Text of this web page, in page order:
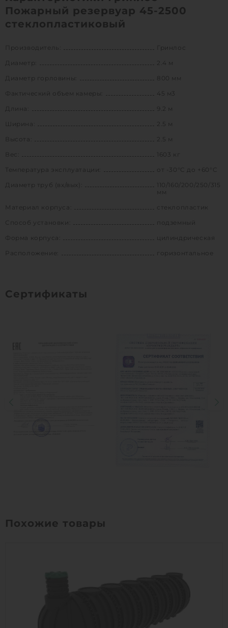
Пожарный резервуар 45-2500
стеклопластиковый
Производитель:
Гринлос
Диаметр:
2.4 м
Диаметр горловины:
800 мм
Фактический объем камеры:
45 м3
Длина:
9.2 м
Ширина:
2.5 м
Высота:
2.5 м
1603 кг
Температура эксплуатации:
от -30°C до +60°C
Диаметр труб (вх/вых):
110/160/200/250/315
мм
Материал корпуса:
стеклопластик
Способ установки:
подземный
Форма корпуса:
цилиндрическая
Расположение:
горизонтальное
Сертификаты
Похожие товары